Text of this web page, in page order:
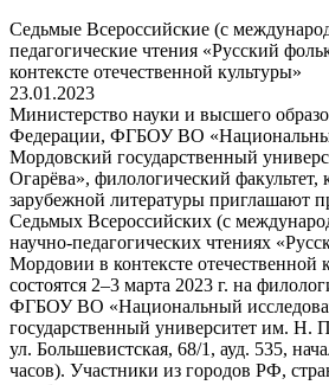
Седьмые Всероссийские (с
педагогические чтения «Русский
контексте отечественной культуры»
23.01.2023
Министерство науки и высшего
Федерации, ФГБОУ ВО
Мордовский государственный
Огарёва», филологический факультет,
зарубежной литературы приглашают
Седьмых Всероссийских (с
научно-педагогических чтениях
Мордовии в контексте отечественной
состоятся 2–3 марта 2023 г. на
ФГБОУ ВО «Национальный
государственный университет им. Н.
ул. Большевистская, 68/1, ауд. 535,
часов). Участники из городов РФ,